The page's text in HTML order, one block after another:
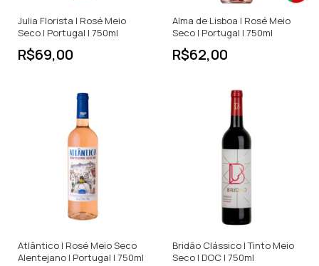
Julia Florista | Rosé Meio
Seco | Portugal | 750ml
R$69,00
Alma de Lisboa | Rosé Meio
Seco | Portugal | 750ml
R$62,00
Atlântico | Rosé Meio Seco
Alentejano | Portugal | 750ml
Bridão Clássico | Tinto Meio
Seco | DOC | 750ml